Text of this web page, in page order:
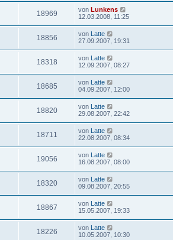
18969 von Lunkens
12.03.2008, 11:25
18856 von Latte
27.09.2007, 19:31
18318 von Latte
12.09.2007, 08:27
18685 von Latte
04.09.2007, 12:00
18820 von Latte
29.08.2007, 22:42
18711 von Latte
22.08.2007, 08:34
19056 von Latte
16.08.2007, 08:00
18320 von Latte
09.08.2007, 20:55
18867 von Latte
15.05.2007, 19:33
18226 von Latte
10.05.2007, 10:30